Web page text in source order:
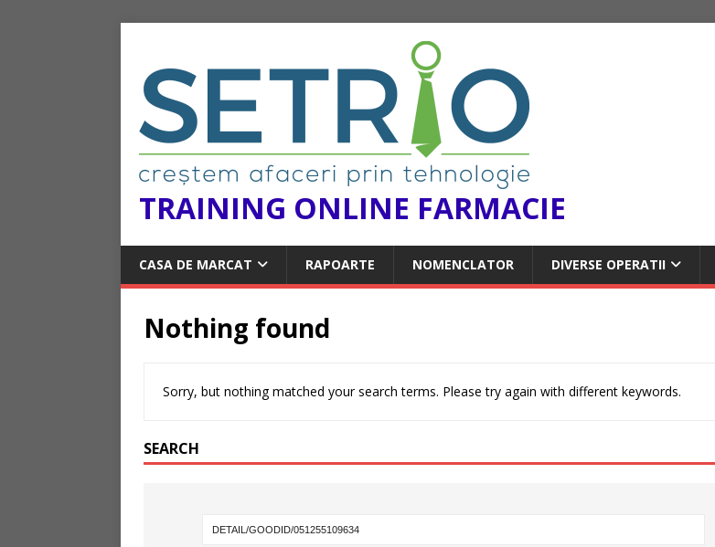
TRAINING ONLINE FARMACIE
CASA DE MARCAT RAPOARTE NOMENCLATOR DIVERSE OPERATII
Nothing found
Sorry, but nothing matched your search terms. Please try again with different keywords.
SEARCH